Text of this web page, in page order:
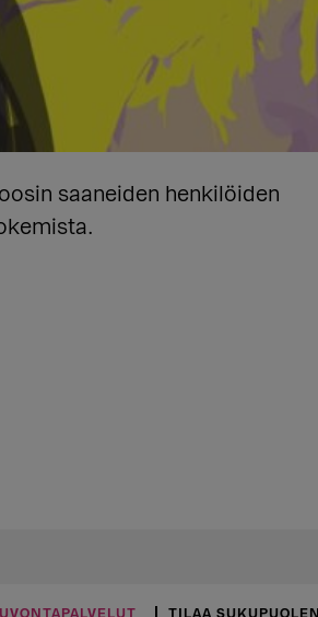
saaneiden henkilöiden
TILAA SUKUPUOLEN